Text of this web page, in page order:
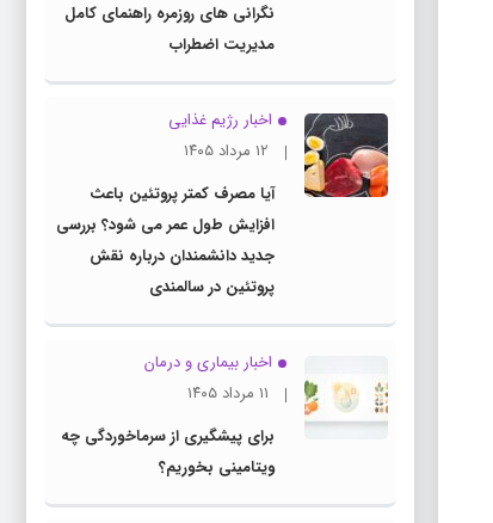
نگرانی های روزمره راهنمای کامل
مدیریت اضطراب
اخبار رژیم غذایی
۱۲ مرداد ۱۴۰۵
آیا مصرف کمتر پروتئین باعث
افزایش طول عمر می شود؟ بررسی
جدید دانشمندان درباره نقش
پروتئین در سالمندی
اخبار بیماری و درمان
۱۱ مرداد ۱۴۰۵
برای پیشگیری از سرماخوردگی چه
ویتامینی بخوریم؟